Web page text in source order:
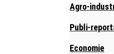
Agro-
Publi-
Economie